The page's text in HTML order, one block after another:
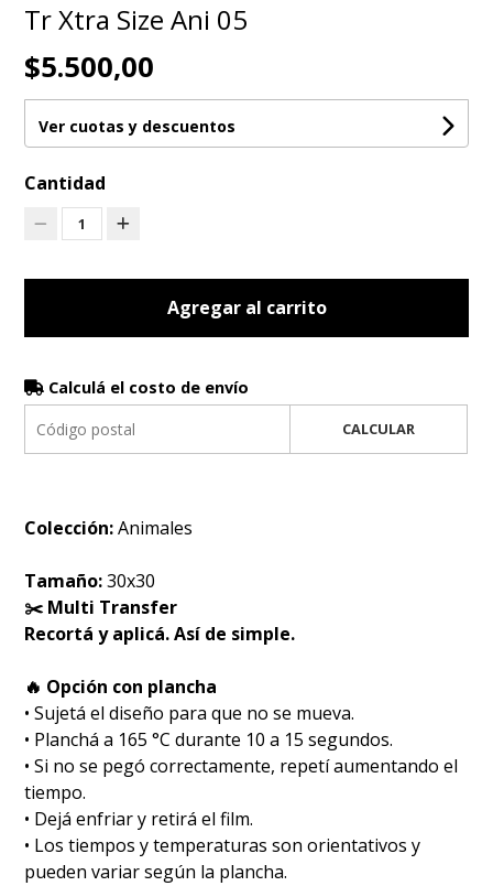
Tr Xtra Size Ani 05
$5.500,00
Ver cuotas y descuentos
Cantidad
1
Agregar al carrito
Calculá el costo de envío
CALCULAR
Colección:Animales
Tamaño:30x30
✂️ Multi Transfer
Recortá y aplicá. Así de simple.
🔥 Opción con plancha
• Sujetá el diseño para que no se mueva.
• Planchá a 165 °C durante 10 a 15 segundos.
• Si no se pegó correctamente, repetí aumentando el
tiempo.
• Dejá enfriar y retirá el film.
• Los tiempos y temperaturas son orientativos y
pueden variar según la plancha.